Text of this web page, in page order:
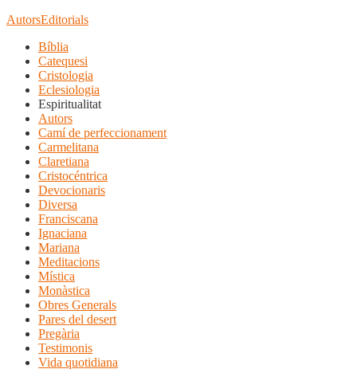
AutorsEditorials
Bíblia
Catequesi
Cristologia
Eclesiologia
Espiritualitat
Autors
Camí de perfeccionament
Carmelitana
Claretiana
Cristocéntrica
Devocionaris
Diversa
Franciscana
Ignaciana
Mariana
Meditacions
Mística
Monàstica
Obres Generals
Pares del desert
Pregària
Testimonis
Vida quotidiana